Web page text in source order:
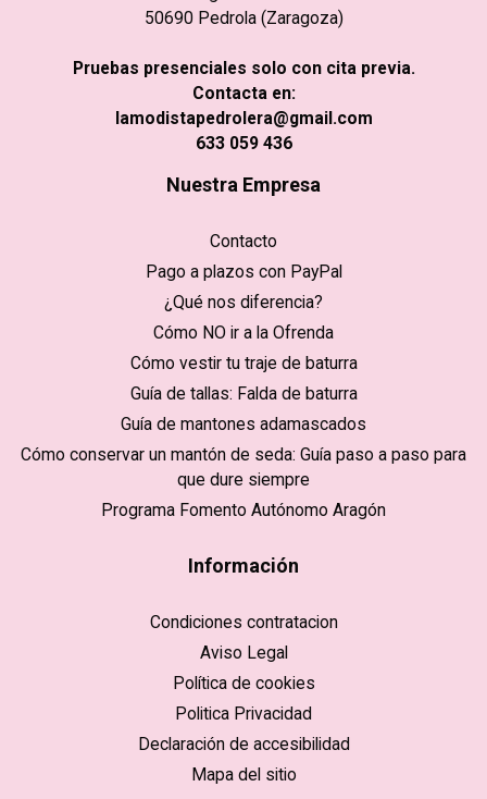
50690 Pedrola (Zaragoza)
Pruebas presenciales solo con cita previa.
Contacta en:
lamodistapedrolera@gmail.com
633 059 436
Nuestra Empresa
Contacto
Pago a plazos con PayPal
¿Qué nos diferencia?
Cómo NO ir a la Ofrenda
Cómo vestir tu traje de baturra
Guía de tallas: Falda de baturra
Guía de mantones adamascados
Cómo conservar un mantón de seda: Guía paso a paso para
que dure siempre
Programa Fomento Autónomo Aragón
Información
Condiciones contratacion
Aviso Legal
Política de cookies
Politica Privacidad
Declaración de accesibilidad
Mapa del sitio